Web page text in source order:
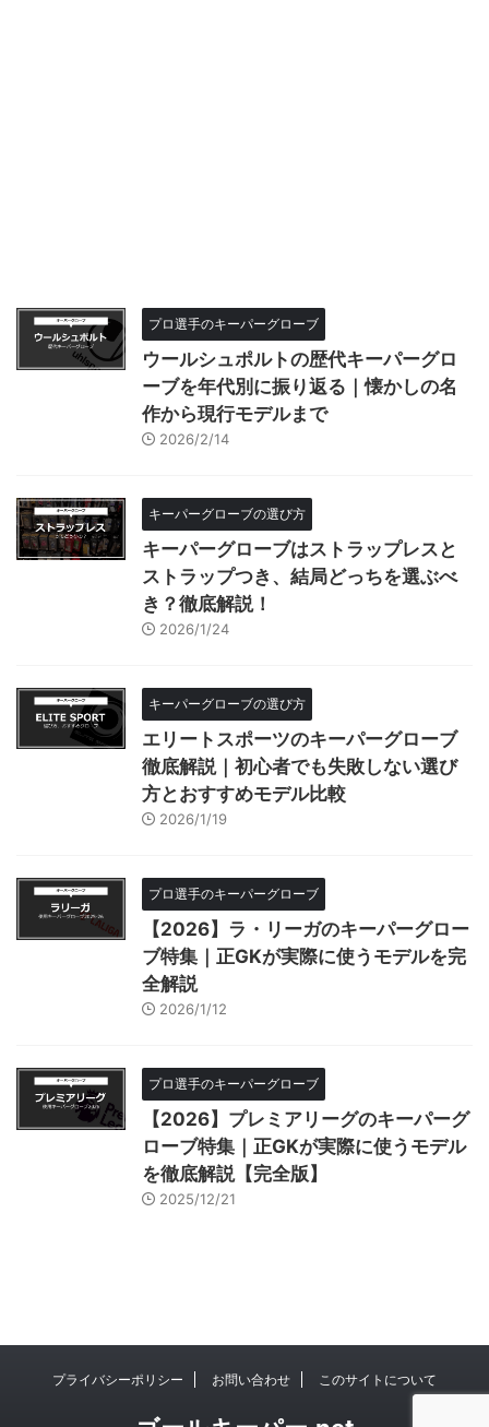
プロ選手のキーパーグローブ
ウールシュポルトの歴代キーパーグロ
ーブを年代別に振り返る｜懐かしの名
作から現行モデルまで
2026/2/14
キーパーグローブの選び方
キーパーグローブはストラップレスと
ストラップつき、結局どっちを選ぶべ
き？徹底解説！
2026/1/24
キーパーグローブの選び方
エリートスポーツのキーパーグローブ
徹底解説｜初心者でも失敗しない選び
方とおすすめモデル比較
2026/1/19
プロ選手のキーパーグローブ
【2026】ラ・リーガのキーパーグロー
ブ特集｜正GKが実際に使うモデルを完
全解説
2026/1/12
プロ選手のキーパーグローブ
【2026】プレミアリーグのキーパーグ
ローブ特集｜正GKが実際に使うモデル
を徹底解説【完全版】
2025/12/21
プライバシーポリシー お問い合わせ このサイトについて